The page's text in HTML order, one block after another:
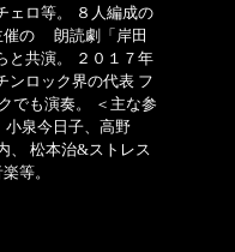
ェロ等。 ８人編成の
催の 朗読劇「岸田
と共演。 ２０１７年
ンロック界の代表 フ
でも演奏。 ＜主な参
小泉今日子、高野
、 松本治&ストレス
等。